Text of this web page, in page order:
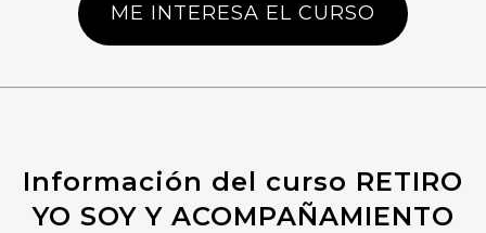
ME INTERESA EL CURSO
Información del curso RETIRO
YO SOY Y ACOMPAÑAMIENTO